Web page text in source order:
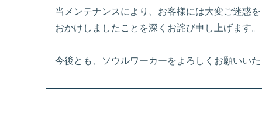
当メンテナンスにより、お客様には大変ご迷惑を
おかけしましたことを深くお詫び申し上げます。
今後とも、ソウルワーカーをよろしくお願いい